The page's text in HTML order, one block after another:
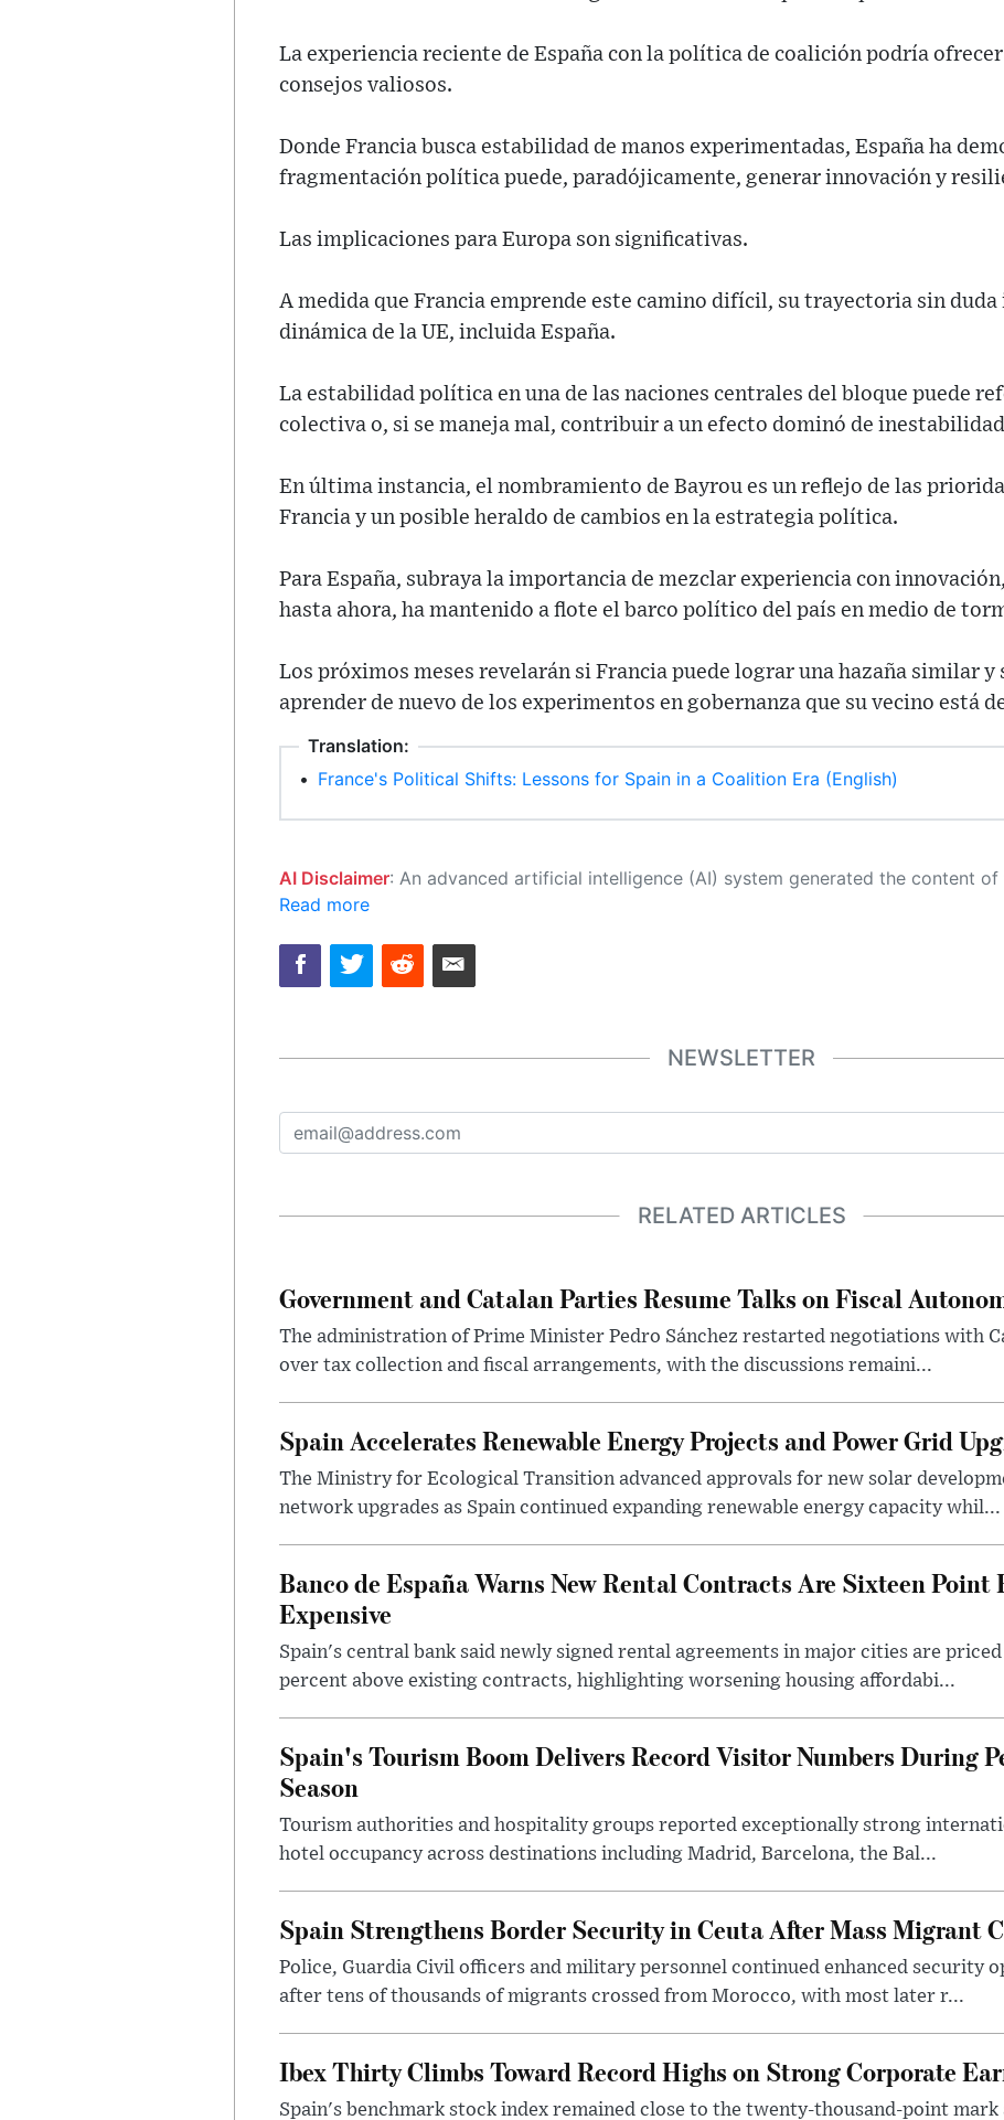
La experiencia reciente de España con la política de coalición podría
consejos valiosos.
Donde Francia busca estabilidad de manos experimentadas, España ha
fragmentación política puede, paradójicamente, generar innovación y
Las implicaciones para Europa son significativas.
A medida que Francia emprende este camino difícil, su trayectoria sin
dinámica de la UE, incluida España.
La estabilidad política en una de las naciones centrales del bloque puede
colectiva o, si se maneja mal, contribuir a un efecto dominó de
En última instancia, el nombramiento de Bayrou es un reflejo de las
Francia y un posible heraldo de cambios en la estrategia política.
Para España, subraya la importancia de mezclar experiencia con
hasta ahora, ha mantenido a flote el barco político del país en medio de
Los próximos meses revelarán si Francia puede lograr una hazaña similar y
aprender de nuevo de los experimentos en gobernanza que su vecino está
Translation:
• France's Political Shifts: Lessons for Spain in a Coalition Era (English)
AI Disclaimer: An advanced artificial intelligence (AI) system generated the content of this page on its own. This innovative technology conducts extensive research from a variety of reliable sources, performs rigorous fact-checking and verification, cleans up and balances biased or manipulated content, and presents a minimal factual summary that is just enough yet essential for you to function as an informed and educated citizen. Please keep in mind, however, that this system is an evolving technology, and as a
Read more
NEWSLETTER
RELATED ARTICLES
Government and Catalan Parties Resume Talks on Fiscal
The administration of Prime Minister Pedro Sánchez restarted negotiations with
over tax collection and fiscal arrangements, with the discussions remaini...
Spain Accelerates Renewable Energy Projects and Power Grid
The Ministry for Ecological Transition advanced approvals for new solar
network upgrades as Spain continued expanding renewable energy capacity whil...
Banco de España Warns New Rental Contracts Are Sixteen Point
Expensive
Spain's central bank said newly signed rental agreements in major cities are
percent above existing contracts, highlighting worsening housing affordabi...
Spain's Tourism Boom Delivers Record Visitor Numbers During
Season
Tourism authorities and hospitality groups reported exceptionally strong
hotel occupancy across destinations including Madrid, Barcelona, the Bal...
Spain Strengthens Border Security in Ceuta After Mass Migrant
Police, Guardia Civil officers and military personnel continued enhanced security
after tens of thousands of migrants crossed from Morocco, with most later r...
Ibex Thirty Climbs Toward Record Highs on Strong Corporate
Spain's benchmark stock index remained close to the twenty-thousand-point mark